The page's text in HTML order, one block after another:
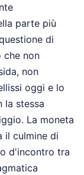
parte più
di
che non
non
oggi e lo
la stessa
La moneta
il culmine di
d'incontro tra